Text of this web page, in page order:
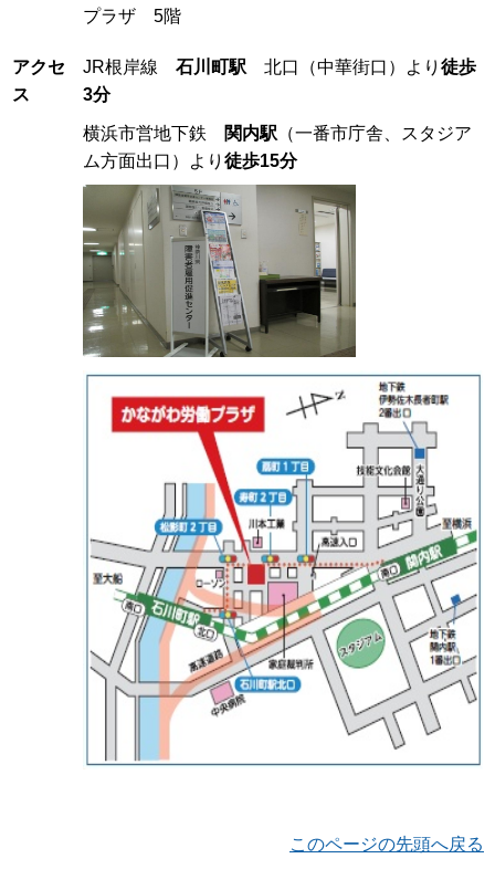
プラザ 5階
アクセ
ス
JR根岸線 石川町駅 北口（中華街口）より 徒歩
3分
横浜市営地下鉄 関内駅 （一番市庁舎、スタジア
ム方面出口）より 徒歩15分
このページの先頭へ戻る